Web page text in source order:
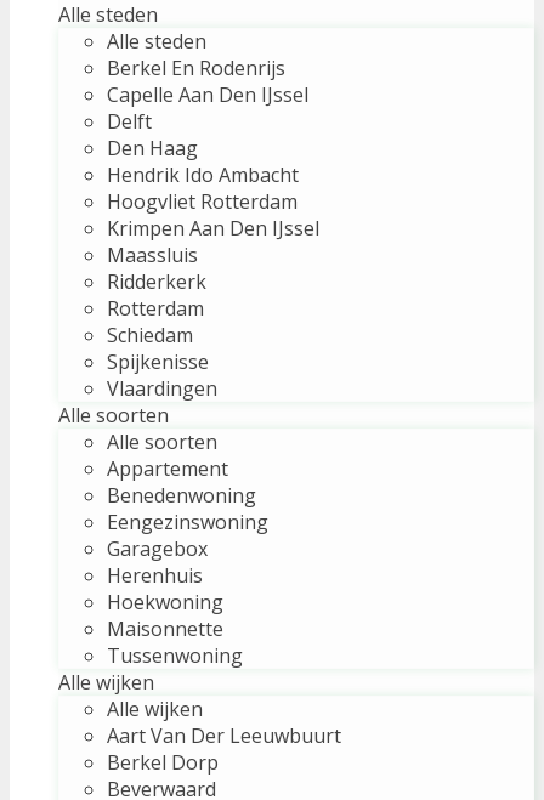
Alle steden
Alle steden
Berkel En Rodenrijs
Capelle Aan Den IJssel
Delft
Den Haag
Hendrik Ido Ambacht
Hoogvliet Rotterdam
Krimpen Aan Den IJssel
Maassluis
Ridderkerk
Rotterdam
Schiedam
Spijkenisse
Vlaardingen
Alle soorten
Alle soorten
Appartement
Benedenwoning
Eengezinswoning
Garagebox
Herenhuis
Hoekwoning
Maisonnette
Tussenwoning
Alle wijken
Alle wijken
Aart Van Der Leeuwbuurt
Berkel Dorp
Beverwaard